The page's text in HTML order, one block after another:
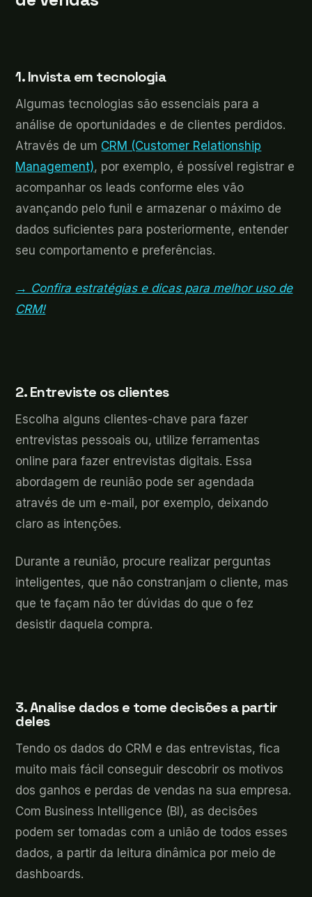
1. Invista em tecnologia
Algumas tecnologias são essenciais para a
análise de oportunidades e de clientes perdidos.
Através de um CRM (Customer Relationship
Management), por exemplo, é possível registrar e
acompanhar os leads conforme eles vão
avançando pelo funil e armazenar o máximo de
dados suficientes para posteriormente, entender
seu comportamento e preferências.
→ Confira estratégias e dicas para melhor uso de
CRM!
2. Entreviste os clientes
Escolha alguns clientes-chave para fazer
entrevistas pessoais ou, utilize ferramentas
online para fazer entrevistas digitais. Essa
abordagem de reunião pode ser agendada
através de um e-mail, por exemplo, deixando
claro as intenções.
Durante a reunião, procure realizar perguntas
inteligentes, que não constranjam o cliente, mas
que te façam não ter dúvidas do que o fez
desistir daquela compra.
3. Analise dados e tome decisões a partir
deles
Tendo os dados do CRM e das entrevistas, fica
muito mais fácil conseguir descobrir os motivos
dos ganhos e perdas de vendas na sua empresa.
Com Business Intelligence (BI), as decisões
podem ser tomadas com a união de todos esses
dados, a partir da leitura dinâmica por meio de
dashboards.